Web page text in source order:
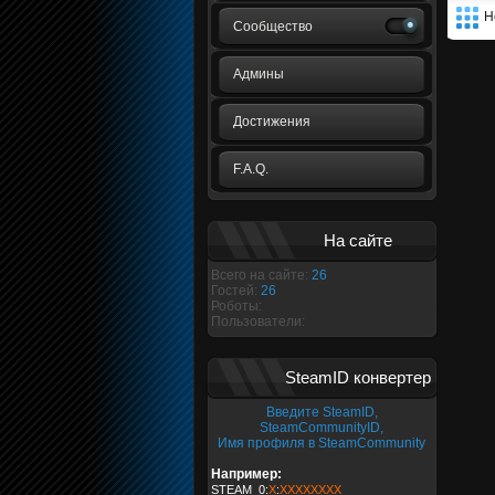
Сообщество
Админы
Достижения
F.A.Q.
На сайте
Всего на сайте: 26
Гостей: 26
Роботы:
Пользователи:
SteamID конвертер
Введите SteamID,
SteamCommunityID,
Имя профиля в SteamCommunity
Например:
STEAM_0:X:XXXXXXXX